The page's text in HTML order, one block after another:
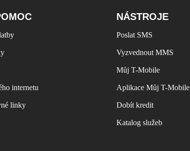
internetu
linky
NÁSTROJE
Poslat SMS
Vyzvednout MMS
Můj T-Mobile
Aplikace Můj T-Mobile
Dobít kredit
Katalog služeb